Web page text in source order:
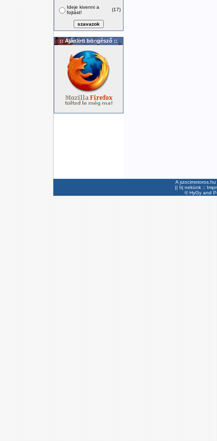
Ideje kivenni a
fojtást!
(17)
:: Ajánlott böngésző ::
A
|| Írj nekünk ::
©HyGyand